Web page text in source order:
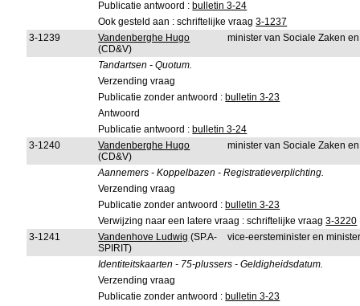
Publicatie antwoord : bulletin 3-24
Ook gesteld aan : schriftelijke vraag3-1237
3-1239
Vandenberghe Hugo
(CD&V)
minister van Sociale Zaken
Tandartsen - Quotum.
Verzending vraag
Publicatie zonder antwoord : bulletin 3-23
Antwoord
Publicatie antwoord : bulletin 3-24
3-1240
Vandenberghe Hugo
(CD&V)
minister van Sociale Zaken
Aannemers - Koppelbazen - Registratieverplichting.
Verzending vraag
Publicatie zonder antwoord : bulletin 3-23
Verwijzing naar een latere vraag : schriftelijke vraag3-3220
3-1241
Vandenhove Ludwig (SP.A-
SPIRIT)
vice-eersteminister en
Identiteitskaarten - 75-plussers - Geldigheidsdatum.
Verzending vraag
Publicatie zonder antwoord : bulletin 3-23